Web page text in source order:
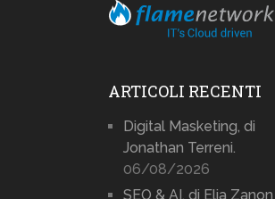
ARTICOLI RECENTI
Digital Masketing, di
Jonathan Terreni.
06/08/2026
SEO & AI, di Elia Zanon